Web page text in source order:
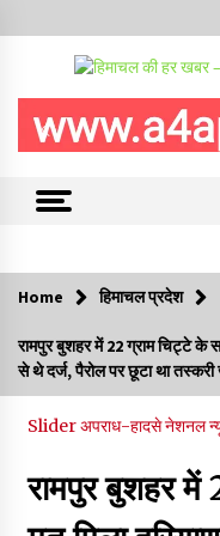
सुधीर शर्मा
प्रयोग-
08/08/
08/
Home हिमाचल प्रदेश
रामपुर बुशहर में 22 ग्राम चिट्टे के
से थे दर्ज, पैरोल पर छूटा था तस्करी
Sliderअपराध-हादसेनेशनल
रामपुर बुशहर